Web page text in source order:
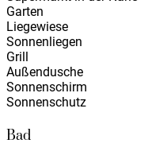
Garten
Liegewiese
Sonnenliegen
Grill
Außendusche
Sonnenschirm
Sonnenschutz
Bad